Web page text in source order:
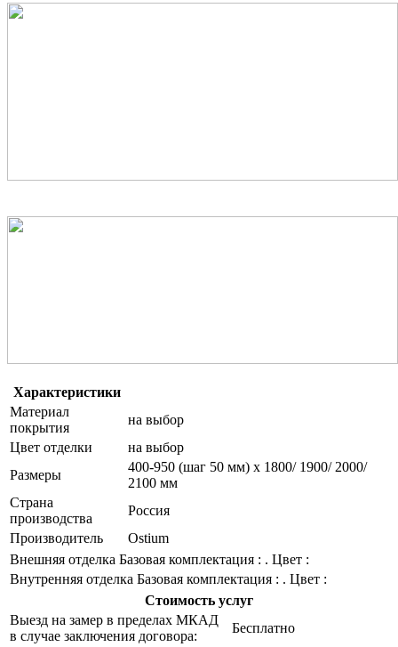
Характеристики
Материал
покрытия
на выбор
Цвет отделки
на выбор
Размеры
400-950 (шаг 50 мм) х 1800/ 1900/ 2000/
2100 мм
Страна
производства
Россия
Производитель
Ostium
Внешняя отделка Базовая комплектация : . Цвет :
Внутренняя отделка Базовая комплектация : . Цвет :
Стоимость услуг
Выезд на замер в пределах МКАД
в случае заключения договора:
Бесплатно